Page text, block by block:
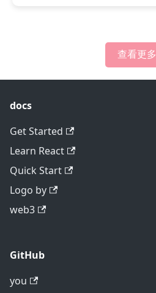
查看更多
docs
Get Started
Learn React
Quick Start
Logo by
web3
GitHub
you